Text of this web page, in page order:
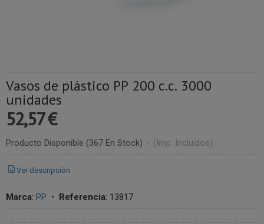
Vasos de plástico PP 200 c.c. 3000
unidades
52,57 €
Producto Disponible (367 En Stock) - (Imp. Incluidos)
Ver descripción
Marca: PP • Referencia: 13817